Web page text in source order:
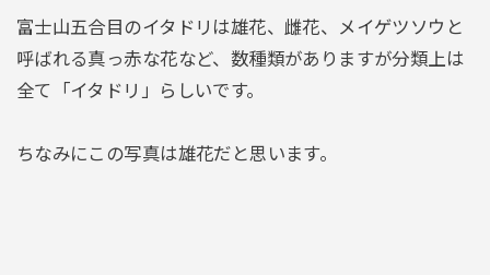
富士山五合目のイタドリは雄花、雌花、メイゲツソウと
呼ばれる真っ赤な花など、数種類がありますが分類上は
全て「イタドリ」らしいです。
ちなみにこの写真は雄花だと思います。